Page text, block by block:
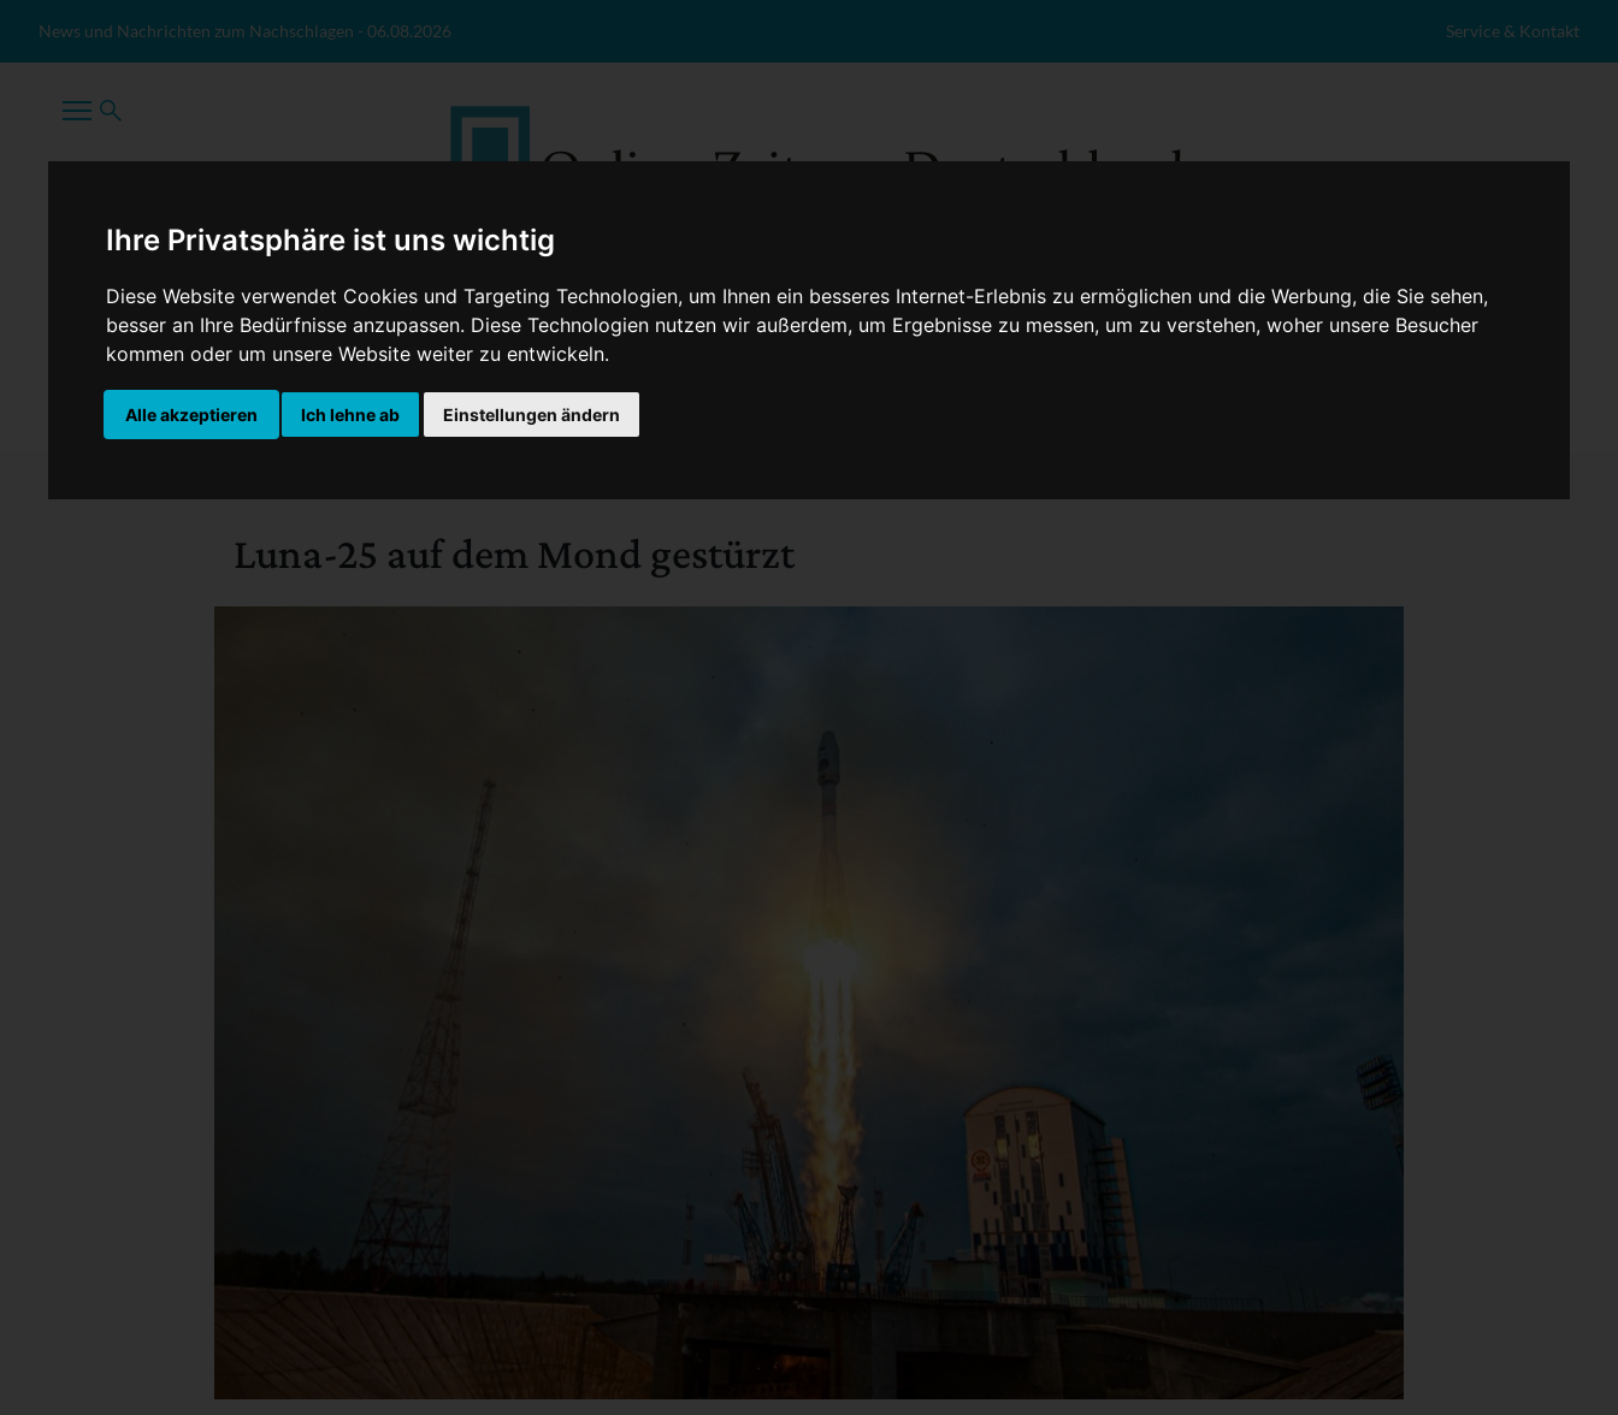
Ihre Privatsphäre ist uns wichtig
Diese Website verwendet Cookies und Targeting Technologien, um Ihnen ein besseres Internet-Erlebnis zu ermöglichen und die Werbung, die Sie sehen,
besser an Ihre Bedürfnisse anzupassen. Diese Technologien nutzen wir außerdem, um Ergebnisse zu messen, um zu verstehen, woher unsere Besucher
kommen oder um unsere Website weiter zu entwickeln.
Alle akzeptieren Ich lehne ab Einstellungen ändern
News und Nachrichten zum Nachschlagen - 06.08.2026 Service & Kontakt
TopNews Politik Sport Wirtschaft Firmennews Gesellschaft
Luna-25 auf dem Mond gestürzt